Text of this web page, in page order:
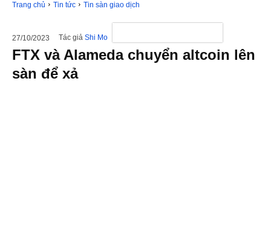
Trang chủ Tin tức Tin sàn giao dịch
27/10/2023 Tác giả Shi Mo
FTX và Alameda chuyển altcoin lên
sàn để xả